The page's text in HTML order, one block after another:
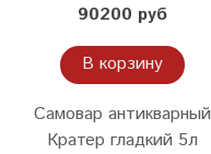
90200 руб
В корзину
Самовар антикварный
Кратер гладкий 5л